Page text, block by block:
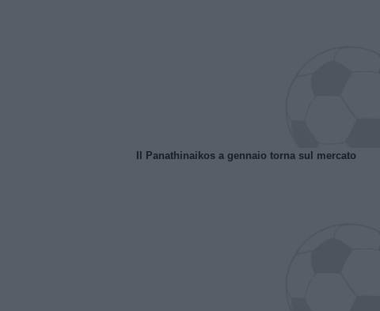
Il Panathinaikos a gennaio torna sul mercato